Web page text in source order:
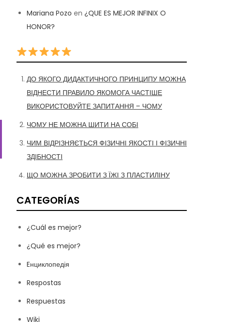
Mariana Pozo en ¿QUE ES MEJOR INFINIX O
HONOR?
ДО ЯКОГО ДИДАКТИЧНОГО ПРИНЦИПУ МОЖНА
ВІДНЕСТИ ПРАВИЛО ЯКОМОГА ЧАСТІШЕ
ВИКОРИСТОВУЙТЕ ЗАПИТАННЯ – ЧОМУ
ЧОМУ НЕ МОЖНА ШИТИ НА СОБІ
ЧИМ ВІДРІЗНЯЄТЬСЯ ФІЗИЧНІ ЯКОСТІ І ФІЗИЧНІ
ЗДІБНОСТІ
ЩО МОЖНА ЗРОБИТИ З ЇЖІ З ПЛАСТИЛІНУ
CATEGORÍAS
¿Cuál es mejor?
¿Qué es mejor?
Eнциклопедія
Respostas
Respuestas
Wiki